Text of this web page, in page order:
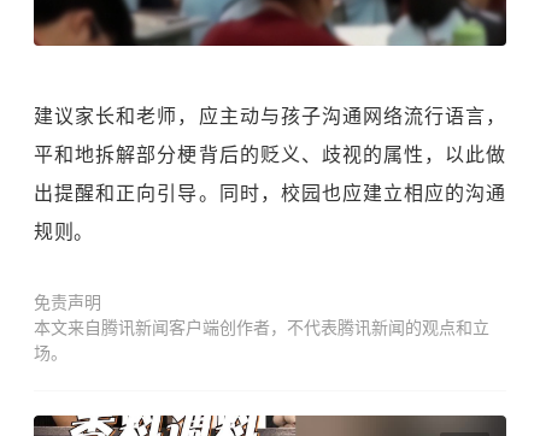
建议家长和老师，应主动与孩子沟通网络流行语言，
平和地拆解部分梗背后的贬义、歧视的属性，以此做
出提醒和正向引导。同时，校园也应建立相应的沟通
规则。
免责声明
本文来自腾讯新闻客户端创作者，不代表腾讯新闻的观点和立
场。